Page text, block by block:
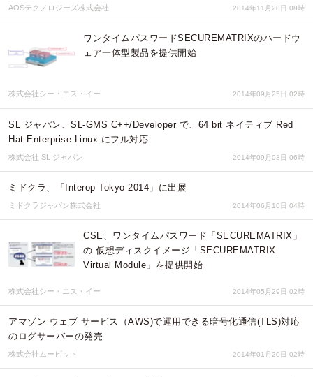
AOSテクノロジーズ株式会社 2014年11月20日 08時
ワンタイムパスワードSECUREMATRIXのハードウ
ェア一体型製品を提供開始
株式会社シー・エス・イー 2014年09月25日 02時
SL ジャパン、SL-GMS C++/Developer で、64 bit ネイティブ Red
Hat Enterprise Linux にフル対応
株式会社 SL ジャパン 2014年09月03日 06時
ミドクラ、「Interop Tokyo 2014」に出展
ミドクラジャパン株式会社 2014年06月10日 04時
CSE、ワンタイムパスワード「SECUREMATRIX」
の 仮想ディスクイメージ「SECUREMATRIX
Virtual Module」を提供開始
株式会社シー・エス・イー 2014年05月29日 02時
アマゾン ウェブ サービス（AWS)で運用できる暗号化通信(TLS)対応
のログサーバーの発売
株式会社ムービット 2014年01月20日 02時